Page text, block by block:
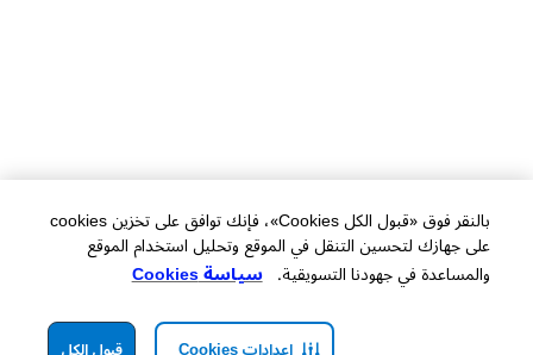
بالنقر فوق «قبول الكل Cookies»، فإنك توافق على تخزين cookies
على جهازك لتحسين التنقل في الموقع وتحليل استخدام الموقع
والمساعدة في جهودنا التسويقية. سياسة Cookies